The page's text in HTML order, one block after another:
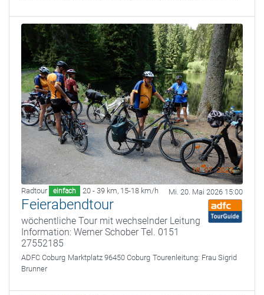
Radtour einfach 20 - 39 km, 15-18 km/h Mi. 20. Mai 2026 15:00
Feierabendtour
wöchentliche Tour mit wechselnder Leitung
Information: Werner Schober Tel. 0151
27552185
ADFC Coburg Marktplatz 96450 Coburg Tourenleitung: Frau Sigrid
Brunner